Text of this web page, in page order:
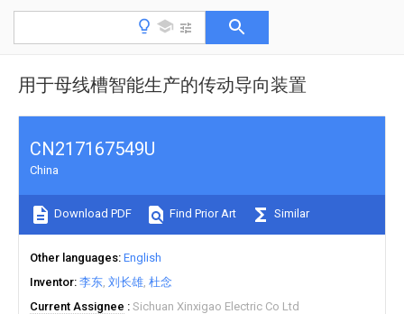
用于母线槽智能生产的传动导向装置
CN217167549U
China
Download PDF Find Prior Art Similar
Other languages English
Inventor 李东 刘长雄 杜念
Current Assignee
Sichuan Xinxigao Electric Co Ltd